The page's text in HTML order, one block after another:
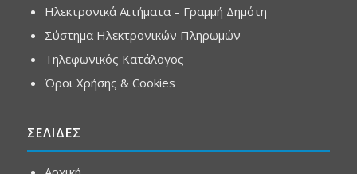
Ηλεκτρονικά Αιτήματα – Γραμμή Δημότη
Σύστημα Ηλεκτρονικών Πληρωμών
Τηλεφωνικός Κατάλογος
Όροι Χρήσης & Cookies
ΣΕΛΙΔΕΣ